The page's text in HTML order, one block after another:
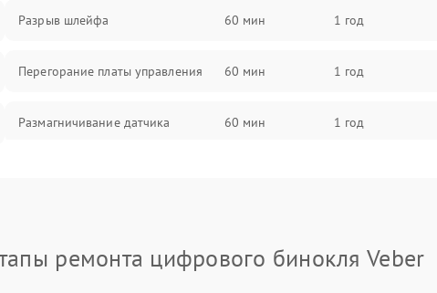
Разрыв шлейфа 60 мин 1 год
Перегорание платы управления 60 мин 1 год
Размагничивание датчика 60 мин 1 год
ремонта цифрового бинокля Veber